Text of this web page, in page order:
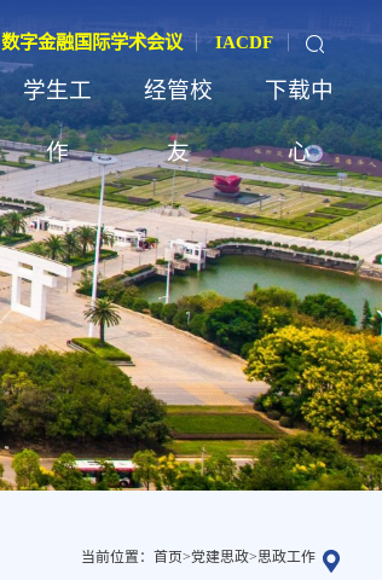
数字金融国际学术会议 IACDF
学生工
作
经管校
友
下载中
心
当前位置：首页>党建思政>思政工作